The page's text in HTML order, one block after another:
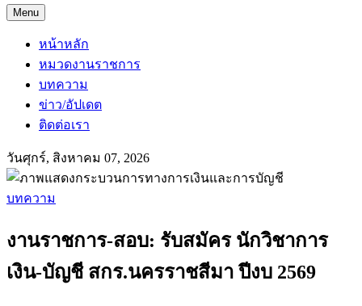
Menu
หน้าหลัก
หมวดงานราชการ
บทความ
ข่าว/อัปเดต
ติดต่อเรา
วันศุกร์, สิงหาคม 07, 2026
บทความ
งานราชการ-สอบ: รับสมัคร นักวิชาการ
เงิน-บัญชี สกร.นครราชสีมา ปีงบ 2569